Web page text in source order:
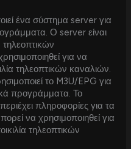
ένα σύστημα server για
Ο server είναι
για να
τηλεοπτικών καναλιών.
το M3U/EPG για
προγράμματα. Το
πληροφορίες για τα
να χρησιμοποιηθεί για
τηλεοπτικών